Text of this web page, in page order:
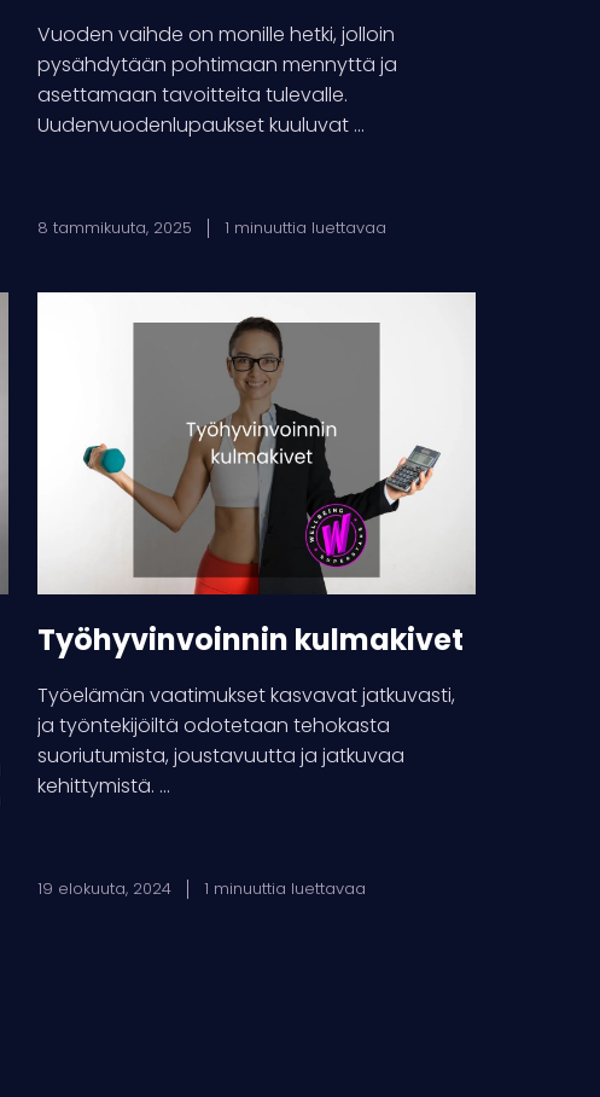
Vuoden vaihde on monille hetki, jolloin
pysähdytään pohtimaan mennyttä ja
asettamaan tavoitteita tulevalle.
Uudenvuodenlupaukset kuuluvat ...
8 tammikuuta, 2025 1 minuuttia luettavaa
Työhyvinvoinnin kulmakivet
Työelämän vaatimukset kasvavat jatkuvasti,
ja työntekijöiltä odotetaan tehokasta
suoriutumista, joustavuutta ja jatkuvaa
kehittymistä. ...
19 elokuuta, 2024 1 minuuttia luettavaa